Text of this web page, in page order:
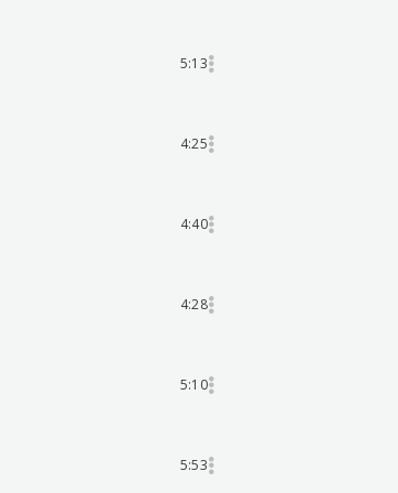
5:13
4:25
4:40
4:28
5:10
5:53